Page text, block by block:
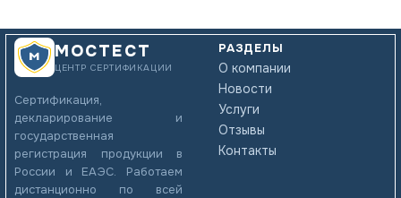
МОСТЕСТ
ЦЕНТР СЕРТИФИКАЦИИ
Сертификация,
декларирование и
государственная
регистрация продукции в
России и ЕАЭС. Работаем
дистанционно по всей
РАЗДЕЛЫ
О компании
Новости
Услуги
Отзывы
Контакты